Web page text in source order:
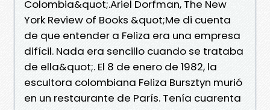
Colombia&quot;.Ariel Dorfman, The New
York Review of Books &quot;Me di cuenta
de que entender a Feliza era una empresa
difícil. Nada era sencillo cuando se trataba
de ella&quot;. El 8 de enero de 1982, la
escultora colombiana Feliza Bursztyn murió
en un restaurante de París. Tenía cuarenta